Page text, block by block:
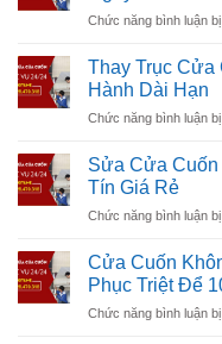
Chức năng bình luận
Thay Trục Cửa
Hành Dài Hạn
Chức năng bình luận
Sửa Cửa Cuốn
Tín Giá Rẻ
Chức năng bình luận
Cửa Cuốn
Phục Triệt Để
Chức năng bình luận